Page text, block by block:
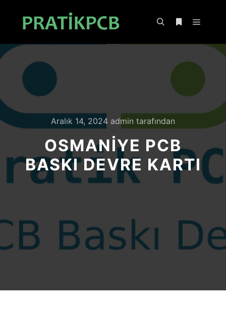
Aralık 14, 2024 admin tarafından
OSMANIYE PCB
BASKI DEVRE KARTI